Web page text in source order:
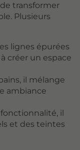
transformer
Plusieurs
lignes épurées
créer un espace
il mélange
ambiance
il
et des teintes